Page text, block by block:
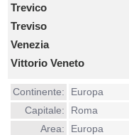
Trevico
Treviso
Venezia
Vittorio Veneto
Continente:
Europa
Capitale:
Roma
Area:
Europa